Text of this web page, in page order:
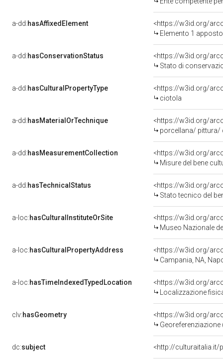
a-dd:hasAffixedElement
<https://w3id.org/
Elemento 1
a-dd:hasConservationStatus
<https://w3id.org/
Stato di
a-dd:hasCulturalPropertyType
<https://w3id.org/
ciotola
a-dd:hasMaterialOrTechnique
<https://w3id.org/
porcellana/ pittura/
a-dd:hasMeasurementCollection
<https://w3id.org/
Misure del bene
a-dd:hasTechnicalStatus
<https://w3id.org/
Stato tecnico del
a-loc:hasCulturalInstituteOrSite
<https://w3id.org/
Museo Nazionale
a-loc:hasCulturalPropertyAddress
<https://w3id.org/
Campania, NA,
a-loc:hasTimeIndexedTypedLocation
<https://w3id.org/
Localizzazione
clv:hasGeometry
<https://w3id.org/
dc:subject <http://culturaitalia.it/